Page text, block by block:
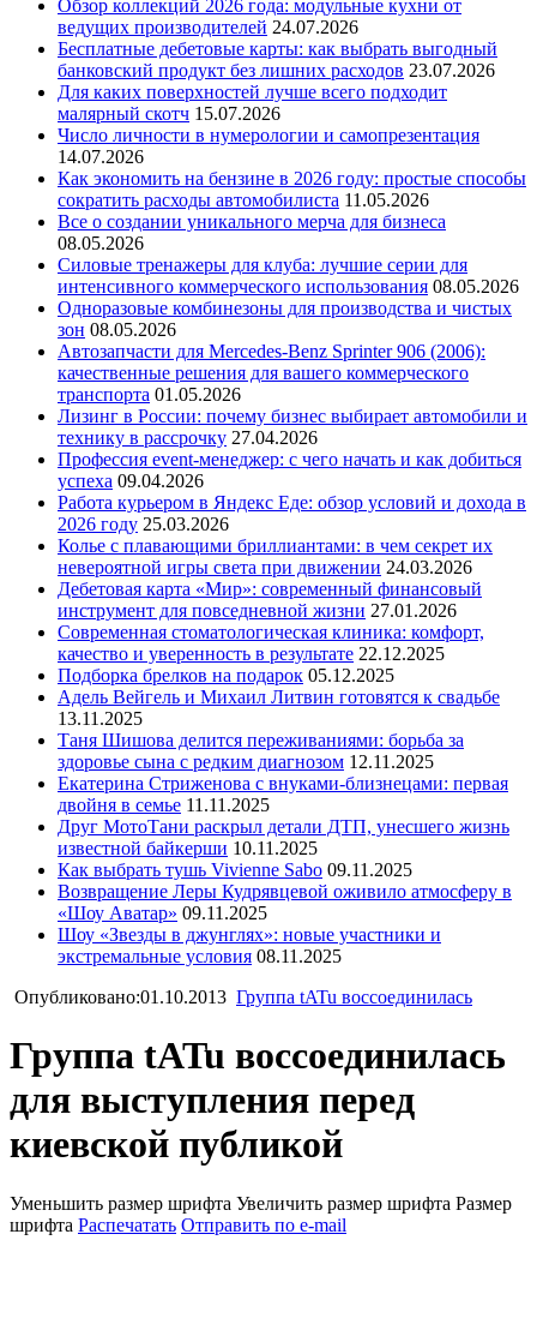
Обзор коллекций 2026 года: модульные кухни от
ведущих производителей 24.07.2026
Бесплатные дебетовые карты: как выбрать выгодный
банковский продукт без лишних расходов 23.07.2026
Для каких поверхностей лучше всего подходит
малярный скотч 15.07.2026
Число личности в нумерологии и самопрезентация
14.07.2026
Как экономить на бензине в 2026 году: простые способы
сократить расходы автомобилиста 11.05.2026
Все о создании уникального мерча для бизнеса
08.05.2026
Силовые тренажеры для клуба: лучшие серии для
интенсивного коммерческого использования 08.05.2026
Одноразовые комбинезоны для производства и чистых
зон 08.05.2026
Автозапчасти для Mercedes-Benz Sprinter 906 (2006):
качественные решения для вашего коммерческого
транспорта 01.05.2026
Лизинг в России: почему бизнес выбирает автомобили и
технику в рассрочку 27.04.2026
Профессия event-менеджер: с чего начать и как добиться
успеха 09.04.2026
Работа курьером в Яндекс Еде: обзор условий и дохода в
2026 году 25.03.2026
Колье с плавающими бриллиантами: в чем секрет их
невероятной игры света при движении 24.03.2026
Дебетовая карта «Мир»: современный финансовый
инструмент для повседневной жизни 27.01.2026
Современная стоматологическая клиника: комфорт,
качество и уверенность в результате 22.12.2025
Подборка брелков на подарок 05.12.2025
Адель Вейгель и Михаил Литвин готовятся к свадьбе
13.11.2025
Таня Шишова делится переживаниями: борьба за
здоровье сына с редким диагнозом 12.11.2025
Екатерина Стриженова с внуками-близнецами: первая
двойня в семье 11.11.2025
Друг МотоТани раскрыл детали ДТП, унесшего жизнь
известной байкерши 10.11.2025
Как выбрать тушь Vivienne Sabo 09.11.2025
Возвращение Леры Кудрявцевой оживило атмосферу в
«Шоу Аватар» 09.11.2025
Шоу «Звезды в джунглях»: новые участники и
экстремальные условия 08.11.2025
Опубликовано:01.10.2013 Группа tATu воссоединилась
Группа tATu воссоединилась
для выступления перед
киевской публикой
Уменьшить размер шрифта Увеличить размер шрифта Размер
шрифта Распечатать Отправить по e-mail